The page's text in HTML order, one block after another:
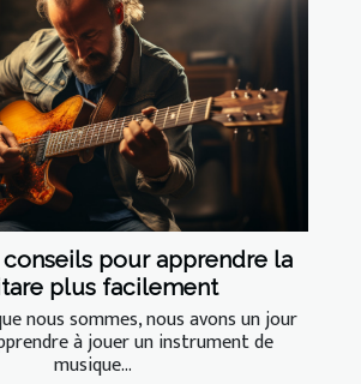
pour apprendre la
plus facilement
nous sommes, nous avons un jour
à jouer un instrument de
musique...